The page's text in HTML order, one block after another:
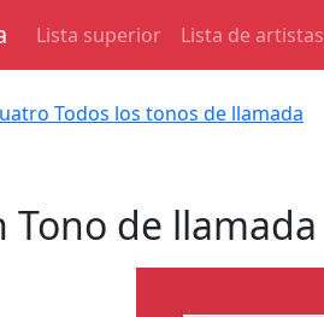
Lista superior Lista de artistas
Todos los tonos de llamada
Tono de llamada